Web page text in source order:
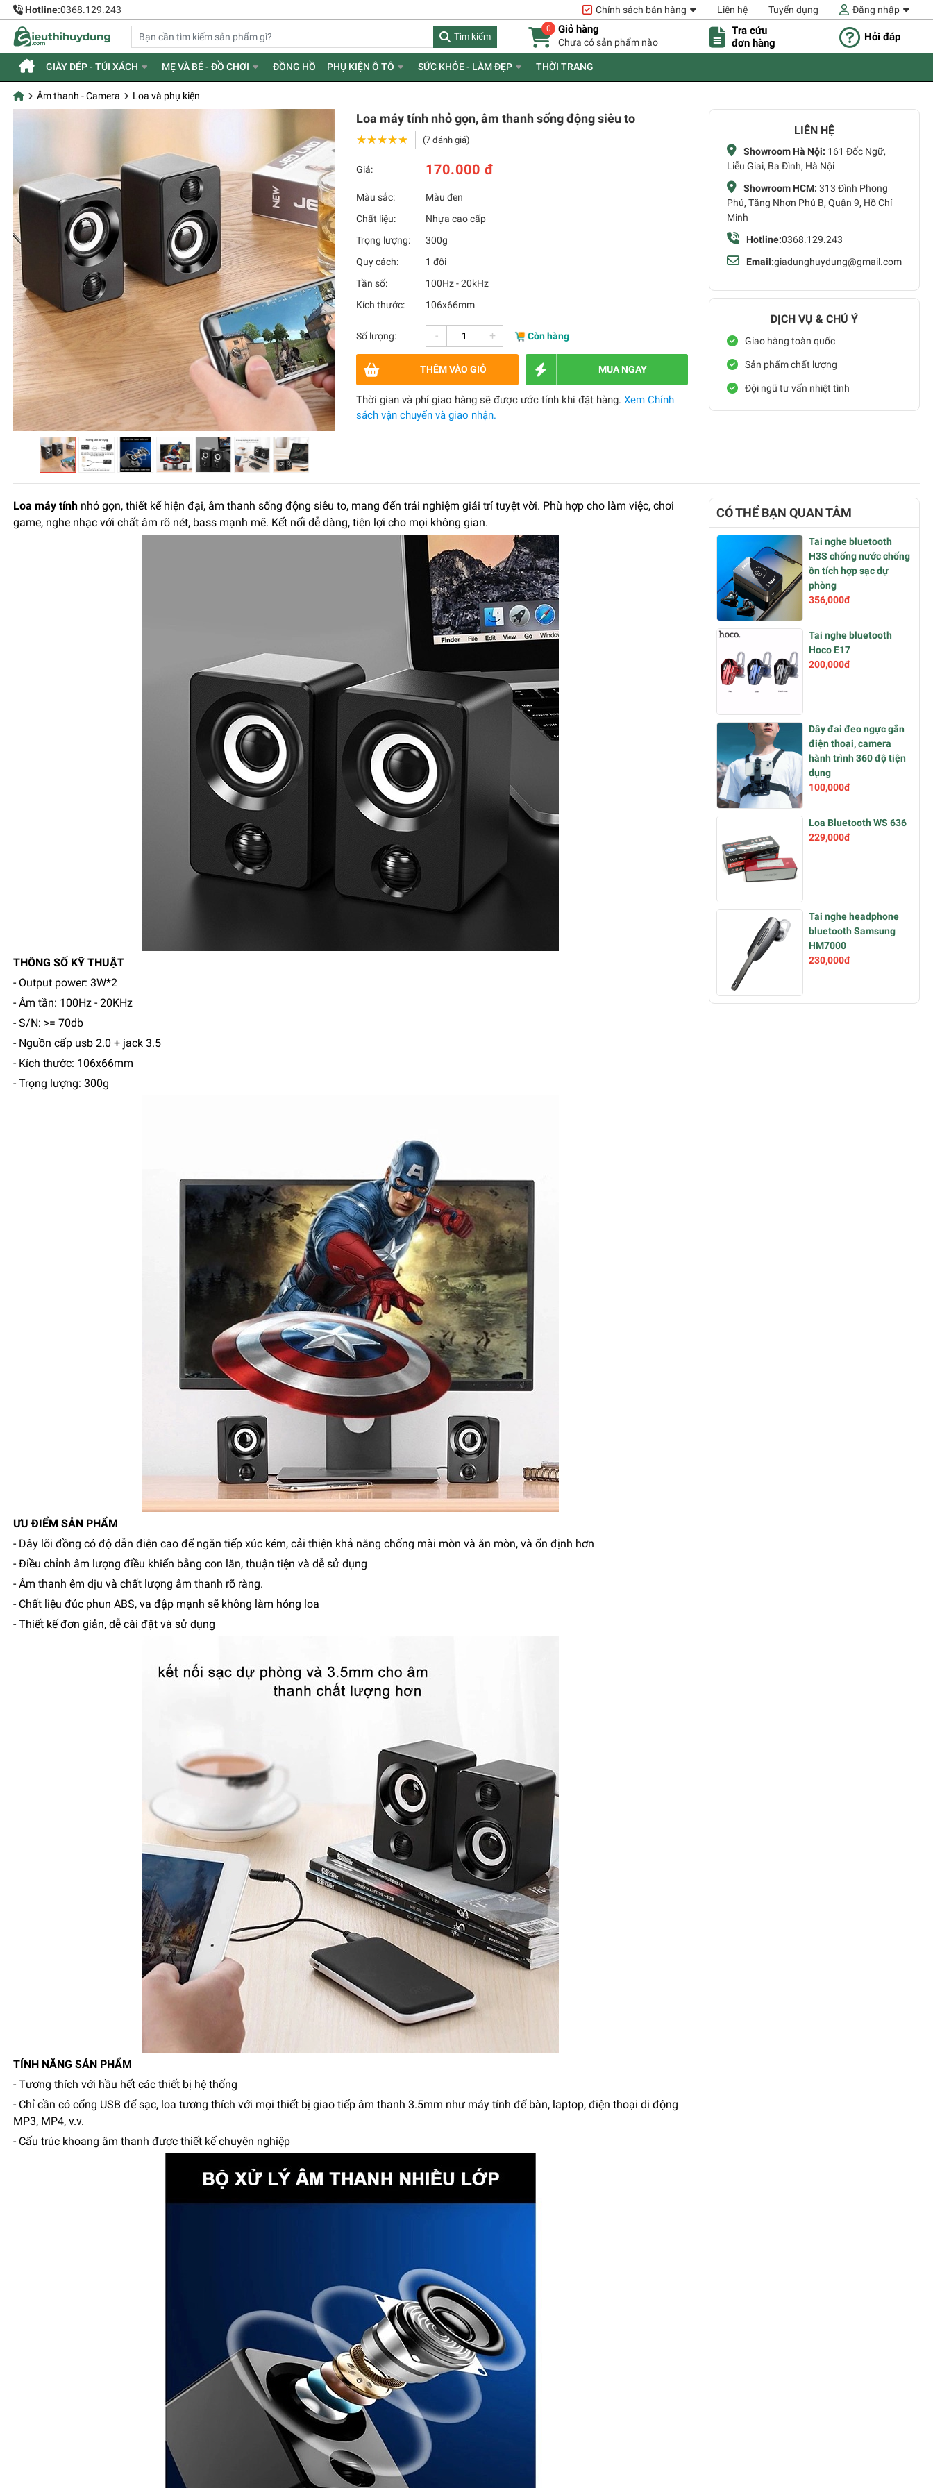
Hotline:0368.129.243 Chính sách bán hàng Liên hệ Tuyển dụng Đăng nhập
Tìm kiếm
0 Giỏ hàng
Chưa có sản phẩm nào
Tra cứu
đơn hàng
Hỏi đáp
GIÀY DÉP - TÚI XÁCH MẸ VÀ BÉ - ĐỒ CHƠI ĐỒNG HỒ PHỤ KIỆN Ô TÔ SỨC KHỎE - LÀM ĐẸP THỜI TRANG
Âm thanh - Camera Loa và phụ kiện
Loa máy tính nhỏ gọn, âm thanh sống động siêu to
★★★★★
★★★★★ (7 đánh giá)
Giá: 170.000 đ
Màu sắc:
Màu đen
Chất liệu:
Nhựa cao cấp
Trọng lượng:
300g
Quy cách:
1 đôi
Tần số:
100Hz - 20kHz
Kích thước:
106x66mm
Số lượng: - + Còn hàng
THÊM VÀO GIỎ MUA NGAY
Thời gian và phí giao hàng sẽ được ước tính khi đặt hàng.Xem Chính
sách vận chuyển và giao nhận.
LIÊN HỆ
Showroom Hà Nội: 161 Đốc Ngữ,
Liễu Giai, Ba Đình, Hà Nội
Showroom HCM: 313 Đình Phong
Phú, Tăng Nhơn Phú B, Quận 9, Hồ Chí
Minh
Hotline:0368.129.243
Email:giadunghuydung@gmail.com
DỊCH VỤ & CHÚ Ý
Giao hàng toàn quốc
Sản phẩm chất lượng
Đội ngũ tư vấn nhiệt tình
Loa máy tính nhỏ gọn, thiết kế hiện đại, âm thanh sống động siêu to, mang đến trải nghiệm giải trí tuyệt vời. Phù hợp cho làm việc, chơi
game, nghe nhạc với chất âm rõ nét, bass mạnh mẽ. Kết nối dễ dàng, tiện lợi cho mọi không gian.
THÔNG SỐ KỸ THUẬT
- Output power: 3W*2
- Âm tần: 100Hz - 20KHz
- S/N: >= 70db
- Nguồn cấp usb 2.0 + jack 3.5
- Kích thước: 106x66mm
- Trọng lượng: 300g
ƯU ĐIỂM SẢN PHẨM
- Dây lõi đồng có độ dẫn điện cao để ngăn tiếp xúc kém, cải thiện khả năng chống mài mòn và ăn mòn, và ổn định hơn
- Điều chỉnh âm lượng điều khiển bằng con lăn, thuận tiện và dễ sử dụng
- Âm thanh êm dịu và chất lượng âm thanh rõ ràng.
- Chất liệu đúc phun ABS, va đập mạnh sẽ không làm hỏng loa
- Thiết kế đơn giản, dễ cài đặt và sử dụng
TÍNH NĂNG SẢN PHẨM
- Tương thích với hầu hết các thiết bị hệ thống
- Chỉ cần có cổng USB để sạc, loa tương thích với mọi thiết bị giao tiếp âm thanh 3.5mm như máy tính để bàn, laptop, điện thoại di động
MP3, MP4, v.v.
- Cấu trúc khoang âm thanh được thiết kế chuyên nghiệp
CÓ THỂ BẠN QUAN TÂM
Tai nghe bluetooth
H3S chống nước chống
ồn tích hợp sạc dự
phòng
356,000đ
Tai nghe bluetooth
Hoco E17
200,000đ
Dây đai đeo ngực gắn
điện thoại, camera
hành trình 360 độ tiện
dụng
100,000đ
Loa Bluetooth WS 636
229,000đ
Tai nghe headphone
bluetooth Samsung
HM7000
230,000đ